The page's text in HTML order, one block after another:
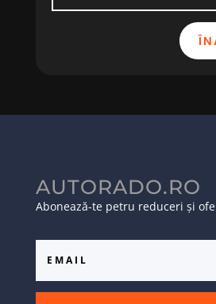
AUTORADO.RO
Abonează-te petru reduceri și